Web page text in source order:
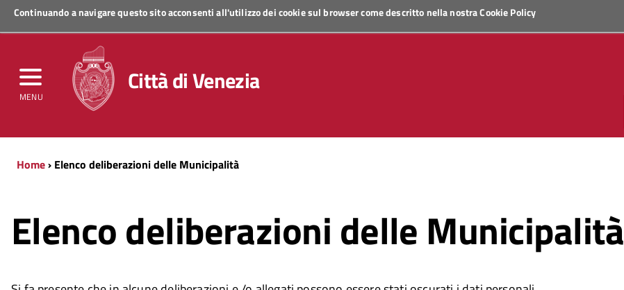
Continuando a navigare questo sito acconsenti all'utilizzo dei cookie sul browser come descritto nella nostraCookie Policy
MENU
Regione Veneto
Città di Venezia
Home› Elenco deliberazioni delle Municipalità
Elenco deliberazioni delle Municipalità